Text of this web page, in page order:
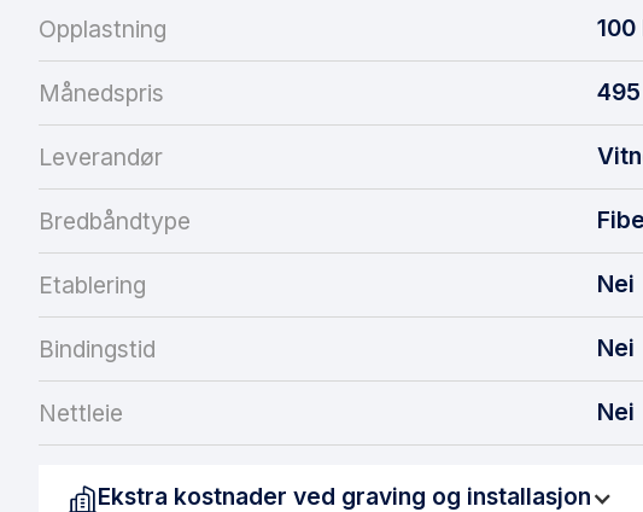
Opplastning 100
Månedspris 495
Leverandør
Bredbåndtype
Etablering Nei
Bindingstid Nei
Nettleie Nei
Ekstra kostnader ved graving og installasjon